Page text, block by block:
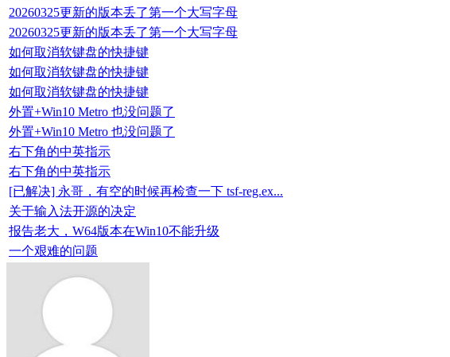
20260325更新的版本丢了第一个大写字母
20260325更新的版本丢了第一个大写字母
如何取消软键盘的快捷键
如何取消软键盘的快捷键
如何取消软键盘的快捷键
外置+Win10 Metro 也没问题了
外置+Win10 Metro 也没问题了
右下角的中英指示
右下角的中英指示
[已解决] 永哥，有空的时候再检查一下 tsf-reg.ex...
关于输入法开源的决定
报告老大，W64版本在Win10不能升级
一个艰难的问题